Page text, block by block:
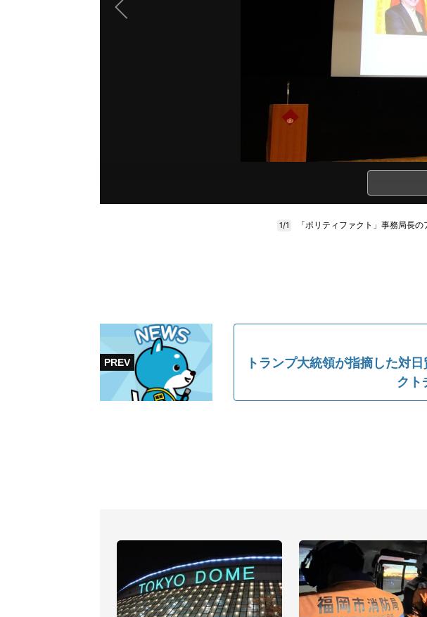
1/1 「ポリティファクト」事務局長
トランプ大統領が指摘した対
クト